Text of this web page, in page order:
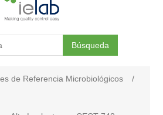
Búsqueda
de Referencia Microbiológicos
/